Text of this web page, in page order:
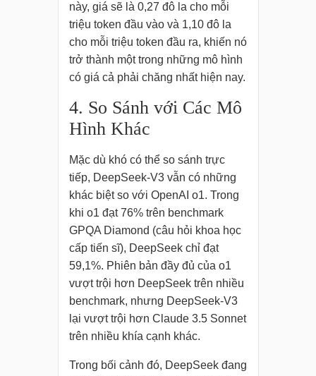
này, giá sẽ là 0,27 đô la cho mỗi
triệu token đầu vào và 1,10 đô la
cho mỗi triệu token đầu ra, khiến nó
trở thành một trong những mô hình
có giá cả phải chăng nhất hiện nay.
4. So Sánh với Các Mô
Hình Khác
Mặc dù khó có thể so sánh trực
tiếp, DeepSeek-V3 vẫn có những
khác biệt so với OpenAI o1. Trong
khi o1 đạt 76% trên benchmark
GPQA Diamond (câu hỏi khoa học
cấp tiến sĩ), DeepSeek chỉ đạt
59,1%. Phiên bản đầy đủ của o1
vượt trội hơn DeepSeek trên nhiều
benchmark, nhưng DeepSeek-V3
lại vượt trội hơn Claude 3.5 Sonnet
trên nhiều khía cạnh khác.
Trong bối cảnh đó, DeepSeek đang